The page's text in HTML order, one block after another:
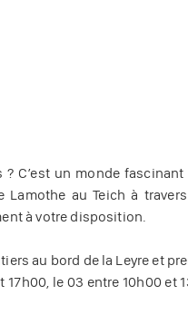
C’est un monde
au Teich à
à votre disposition.
au bord de la Leyre et
le 03 entre 10h00 et